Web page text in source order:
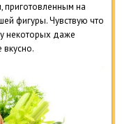
приготовленным на
фигуры. Чувствую что
некоторых даже